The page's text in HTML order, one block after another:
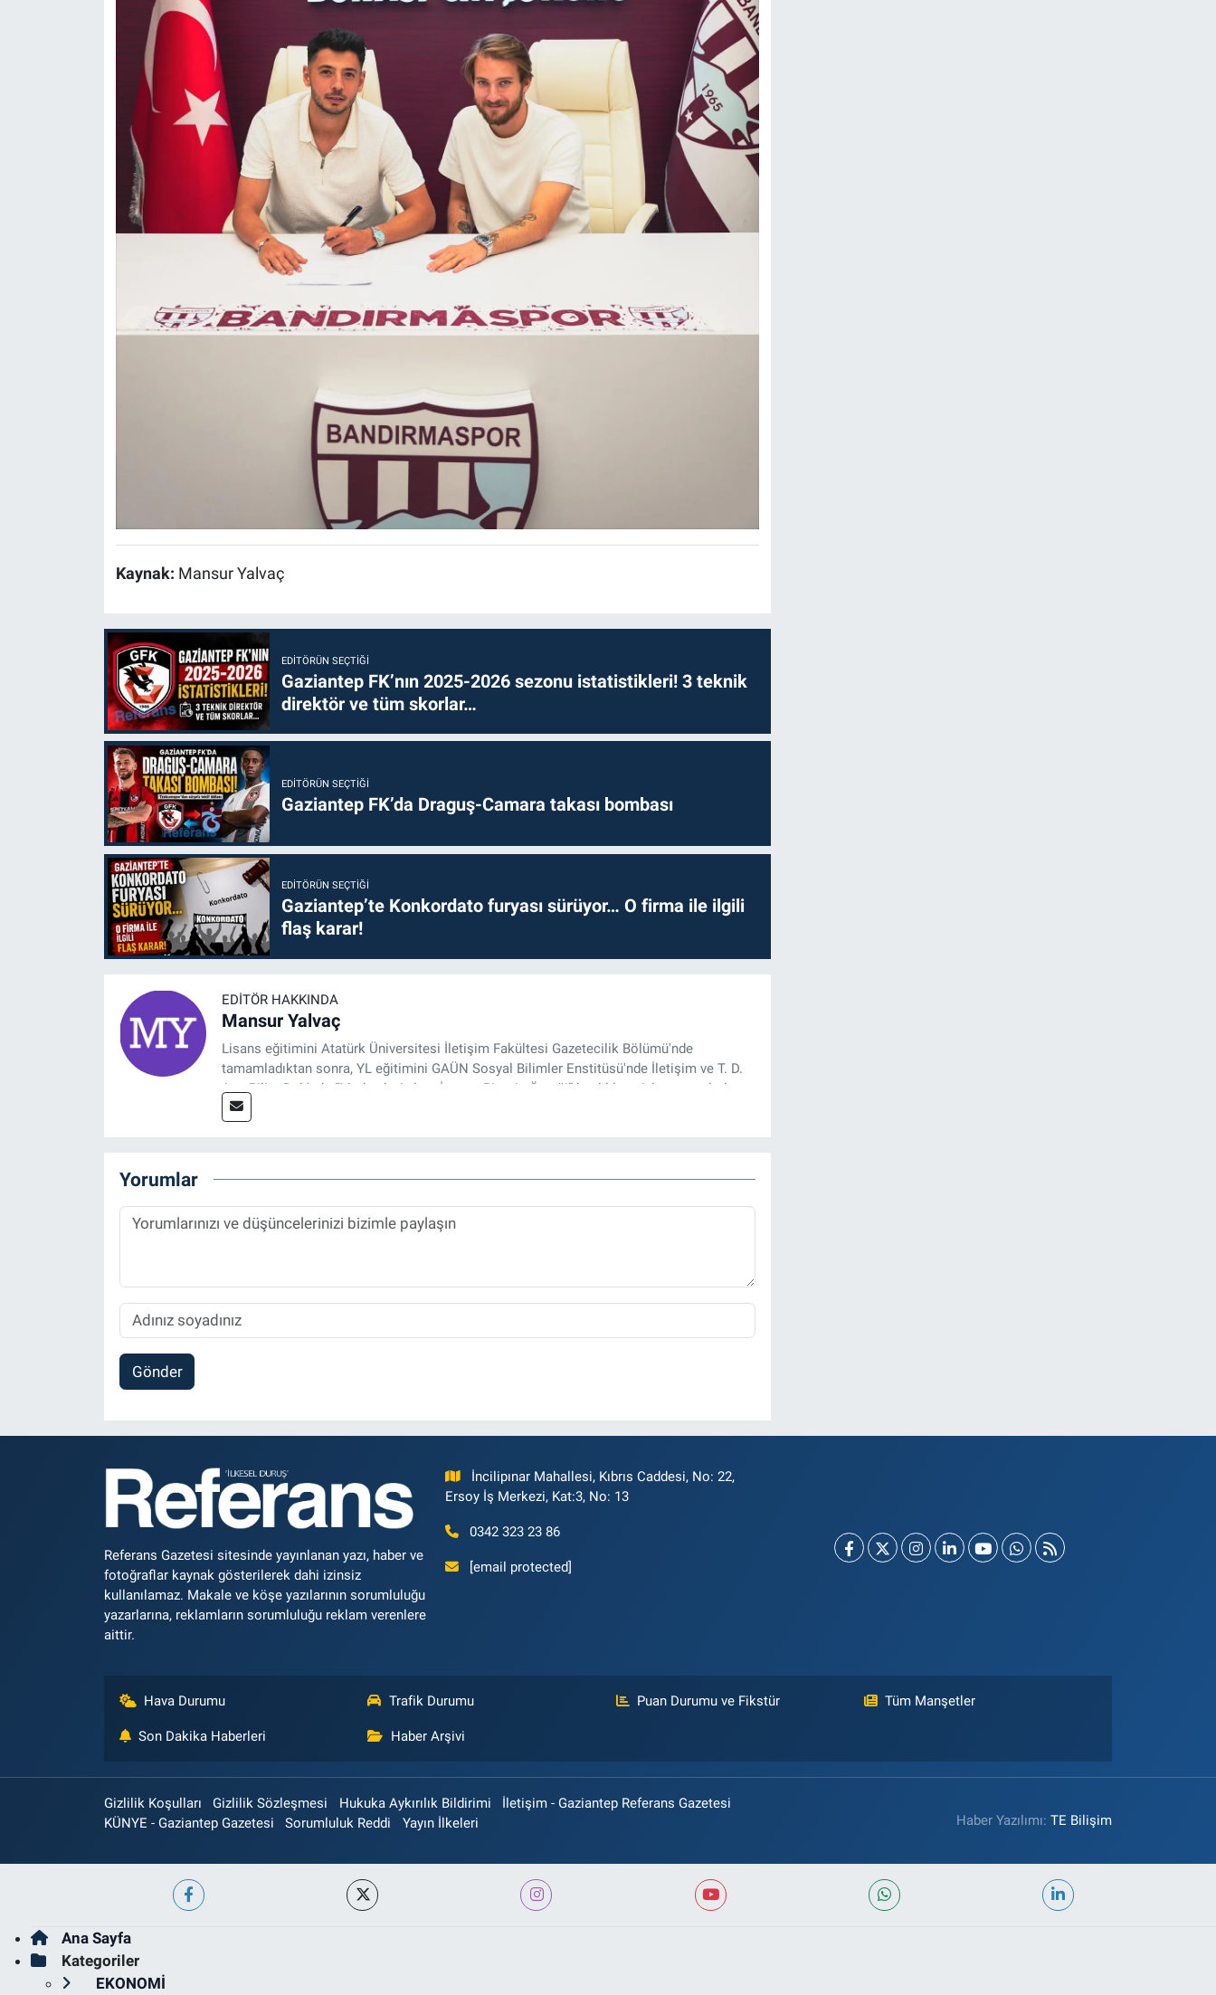
Kaynak: Mansur Yalvaç
EDITÖRÜN SEÇTIĞI
Gaziantep FK’nın 2025-2026 sezonu istatistikleri! 3 teknik
direktör ve tüm skorlar…
EDITÖRÜN SEÇTIĞI
Gaziantep FK’da Draguş-Camara takası bombası
EDITÖRÜN SEÇTIĞI
Gaziantep’te Konkordato furyası sürüyor… O firma ile ilgili
flaş karar!
EDITÖR HAKKINDA
Mansur Yalvaç
Lisans eğitimini Atatürk Üniversitesi İletişim Fakültesi Gazetecilik Bölümü'nde
tamamladıktan sonra, YL eğitimini GAÜN Sosyal Bilimler Enstitüsü'nde İletişim ve T. D.
Ana Bilim Dalı'nda “Medyada Anlam İnşası: Bitcoin Örneği” başlıklı teziyle tamamladı.
2014 yılında başladığı profesyonel kariyerini halen Referansgazetesi.com.tr'de Güncel,
Yorumlar
Gönder
Referans Gazetesi sitesinde yayınlanan yazı, haber ve
fotoğraflar kaynak gösterilerek dahi izinsiz
kullanılamaz. Makale ve köşe yazılarının sorumluluğu
yazarlarına, reklamların sorumluluğu reklam verenlere
aittir.
İncilipınar Mahallesi, Kıbrıs Caddesi, No: 22,
Ersoy İş Merkezi, Kat:3, No: 13
0342 323 23 86
[email protected]
Hava Durumu Trafik Durumu Puan Durumu ve Fikstür Tüm Manşetler
Son Dakika Haberleri Haber Arşivi
Gizlilik Koşulları Gizlilik Sözleşmesi Hukuka Aykırılık Bildirimi
İletişim - Gaziantep Referans Gazetesi
KÜNYE - Gaziantep Gazetesi
Sorumluluk Reddi Yayın İlkeleri Haber Yazılımı:TE Bilişim
Ana Sayfa
Kategoriler
EKONOMİ